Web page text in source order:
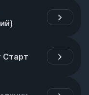
Старт